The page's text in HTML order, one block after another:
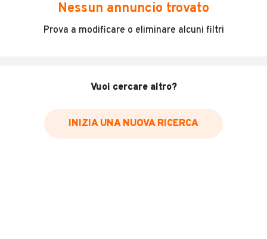
Renault Kangoo
INCIDENTATO
Per qualsiasi info contattare il num:MOSTRA NUMERO
Nessun annuncio trovato
Prova a modificare o eliminare alcuni filtri
Vuoi cercare altro?
INIZIA UNA NUOVA RICERCA